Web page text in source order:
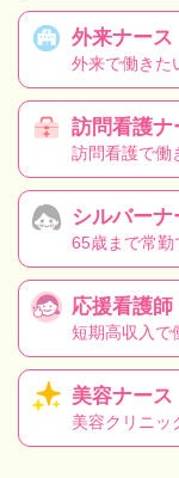
外来ナース
外来で働きた
訪問看護ナ
訪問看護で働
シルバーナ
65歳まで常勤
応援看護師
短期高収入で
美容ナース
美容クリニッ